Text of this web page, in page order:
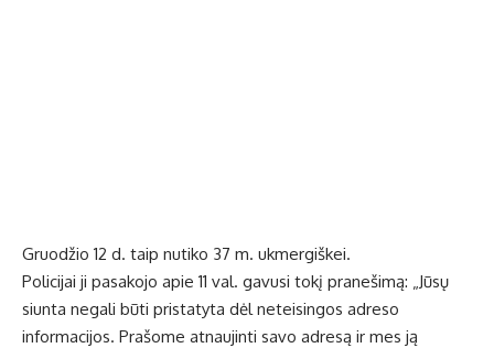
Gruodžio 12 d. taip nutiko 37 m. ukmergiškei.
Policijai ji pasakojo apie 11 val. gavusi tokį pranešimą: „Jūsų
siunta negali būti pristatyta dėl neteisingos adreso
informacijos. Prašome atnaujinti savo adresą ir mes ją